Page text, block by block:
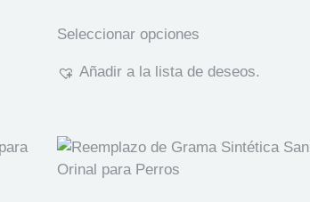
Seleccionar opciones
Añadir a la lista de deseos.